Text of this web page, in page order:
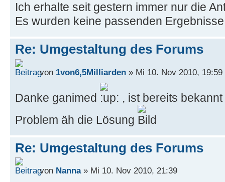
Ich erhalte seit gestern immer nur die
Es wurden keine passenden
Re: Umgestaltung des Forums
von 1von6,5Milliarden » Mi 10. Nov 2010, 19:59
Danke ganimed
, ist bereits
Problem äh die Lösung
Re: Umgestaltung des Forums
von Nanna» Mi 10. Nov 2010, 21:39